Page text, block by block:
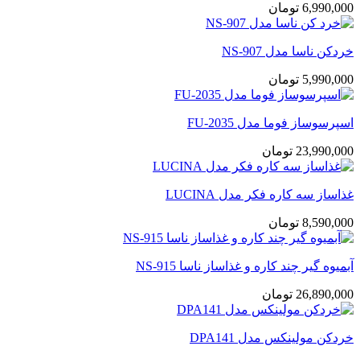
6,990,000 تومان
خردکن ناسا مدل NS-907
5,990,000 تومان
اسپرسوساز فوما مدل FU-2035
23,990,000 تومان
غذاساز سه کاره فکر مدل LUCINA
8,590,000 تومان
آبمیوه گیر چند کاره و غذاساز ناسا NS-915
26,890,000 تومان
خردکن مولینکس مدل DPA141